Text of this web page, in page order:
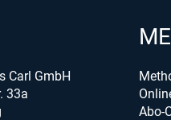
Carl GmbH
33a
Abo-